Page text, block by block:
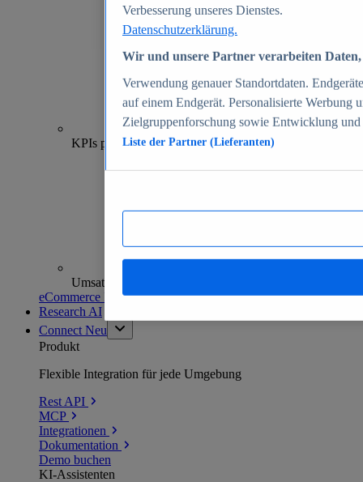
70+
KPIs pro Shop
Umsatzanalysen und -prognosen
eCommerce Insights entdecken
Research AI
Connect Neu
Produkt
Flexible Integration für jede Umgebung
Rest API
MCP
Integrationen
Dokumentation
Demo buchen
KI-Assistenten
Verbesserung unseres Dienstes.
Datenschutzerklärung.
Wir und unsere Partner verarbeiten
Verwendung genauer Standortdaten.
auf einem Endgerät. Personalisierte Werbung
Zielgruppenforschung sowie Entwicklung
Liste der Partner (Lieferanten)